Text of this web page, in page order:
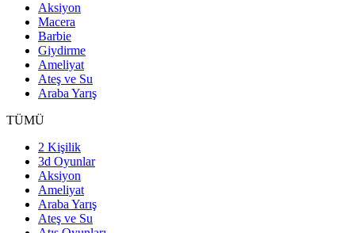
Aksiyon
Macera
Barbie
Giydirme
Ameliyat
Ateş ve Su
Araba Yarış
TÜMÜ
2 Kişilik
3d Oyunlar
Aksiyon
Ameliyat
Araba Yarış
Ateş ve Su